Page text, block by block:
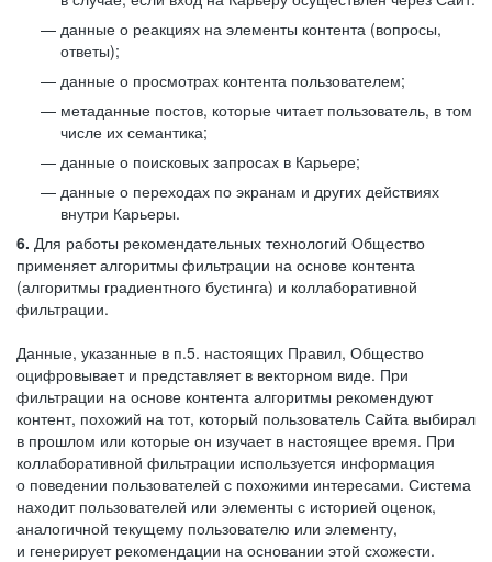
данные о реакциях на элементы контента (вопросы,
ответы);
данные о просмотрах контента пользователем;
метаданные постов, которые читает пользователь, в том
числе их семантика;
данные о поисковых запросах в Карьере;
данные о переходах по экранам и других действиях
внутри Карьеры.
6. Для работы рекомендательных технологий Общество
применяет алгоритмы фильтрации на основе контента
(алгоритмы градиентного бустинга) и коллаборативной
фильтрации.
Данные, указанные в п.5. настоящих Правил, Общество
оцифровывает и представляет в векторном виде. При
фильтрации на основе контента алгоритмы рекомендуют
контент, похожий на тот, который пользователь Сайта выбирал
в прошлом или которые он изучает в настоящее время. При
коллаборативной фильтрации используется информация
о поведении пользователей с похожими интересами. Система
находит пользователей или элементы с историей оценок,
аналогичной текущему пользователю или элементу,
и генерирует рекомендации на основании этой схожести.